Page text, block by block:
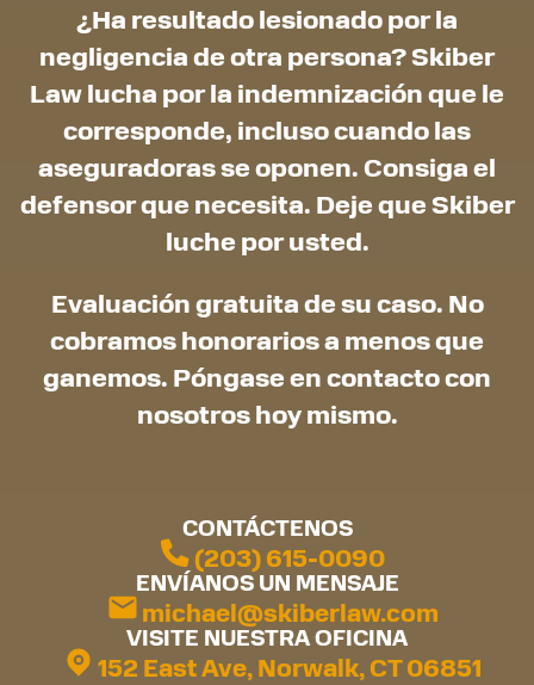
¿Ha resultado lesionado por la
negligencia de otra persona? Skiber
Law lucha por la indemnización que le
corresponde, incluso cuando las
aseguradoras se oponen. Consiga el
defensor que necesita. Deje que Skiber
luche por usted.
Evaluación gratuita de su caso. No
cobramos honorarios a menos que
ganemos. Póngase en contacto con
nosotros hoy mismo.
CONTÁCTENOS
(203) 615-0090
ENVÍANOS UN MENSAJE
michael@skiberlaw.com
VISITE NUESTRA OFICINA
152 East Ave, Norwalk, CT 06851